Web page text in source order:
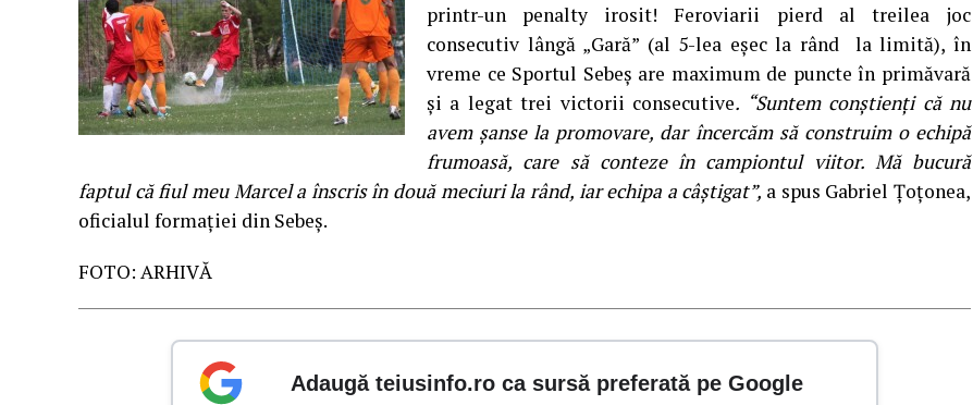
printr-un penalty irosit! Feroviarii pierd al treilea joc
consecutiv lângă „Gară” (al 5-lea eşec la rând la limită), în
vreme ce Sportul Sebeş are maximum de puncte în primăvară
şi a legat trei victorii consecutive. “Suntem conştienţi că nu
avem şanse la promovare, dar încercăm să construim o echipă
frumoasă, care să conteze în campiontul viitor. Mă bucură
faptul că fiul meu Marcel a înscris în două meciuri la rând, iar echipa a câştigat”, a spus Gabriel Ţoţonea,
oficialul formaţiei din Sebeş.
FOTO: ARHIVĂ
Adaugă teiusinfo.ro ca sursă preferată pe Google